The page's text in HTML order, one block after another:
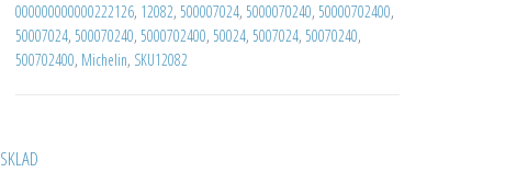
000000000000222126, 12082, 500007024, 5000070240, 50000702400,
50007024, 500070240, 5000702400, 50024, 5007024, 50070240,
500702400, Michelin, SKU12082
SKLAD